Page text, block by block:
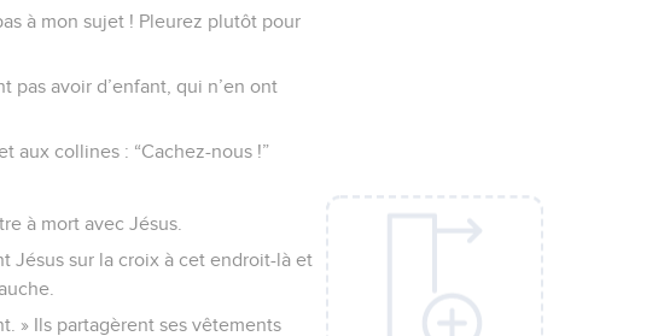
à mon sujet ! Pleurez plutôt pour
pas avoir d’enfant, qui n’en ont
aux collines : “Cachez-nous !”
à mort avec Jésus.
Jésus sur la croix à cet endroit-là et
» Ils partagèrent ses vêtements